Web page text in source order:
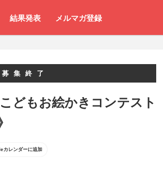
結果発表 メルマガ登録
募集終了
どもお絵かきコンテスト
カレンダーに追加